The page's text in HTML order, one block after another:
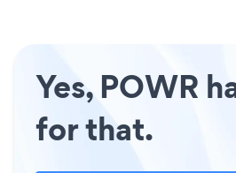
Yes, POWR
for that.